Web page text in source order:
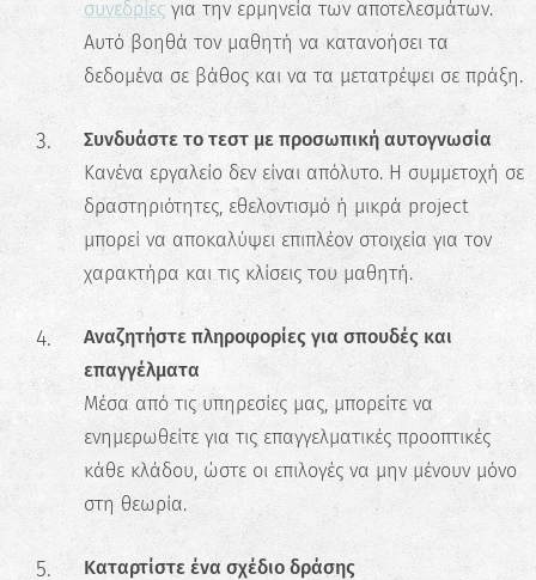
Κάνε το Δωρεάν Τεστ
Επαγγελματικού
Προσανατολισμού!
Ανακάλυψε τις πραγματικές σου
δυνατότητες και σχεδίασε την ιδανική
καριέρα.
Ξεκίνα τώρα
συνεδρίες για την ερμηνεία των αποτελεσμάτων.
Αυτό βοηθά τον μαθητή να κατανοήσει τα
δεδομένα σε βάθος και να τα μετατρέψει σε πράξη.
Συνδυάστε το τεστ με προσωπική αυτογνωσία
Κανένα εργαλείο δεν είναι απόλυτο. Η συμμετοχή σε
δραστηριότητες, εθελοντισμό ή μικρά project
μπορεί να αποκαλύψει επιπλέον στοιχεία για τον
χαρακτήρα και τις κλίσεις του μαθητή.
Αναζητήστε πληροφορίες για σπουδές και
επαγγέλματα
Μέσα από τις υπηρεσίες μας, μπορείτε να
ενημερωθείτε για τις επαγγελματικές προοπτικές
κάθε κλάδου, ώστε οι επιλογές να μην μένουν μόνο
στη θεωρία.
Καταρτίστε ένα σχέδιο δράσης